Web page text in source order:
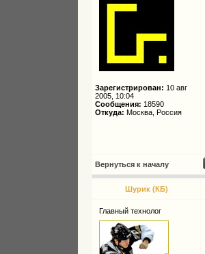
Зарегистрирован: 10 авг
2005, 10:04
Сообщения: 18590
Откуда: Москва, Россия
Вернуться к началу
Шурик (КБ)
Главный технолог